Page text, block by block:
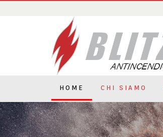
HOME CHI SIAMO